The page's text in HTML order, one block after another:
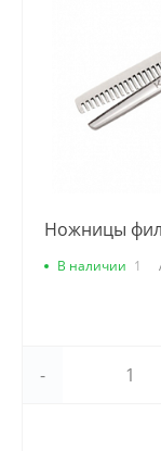
Ножницы
В наличии 1
-